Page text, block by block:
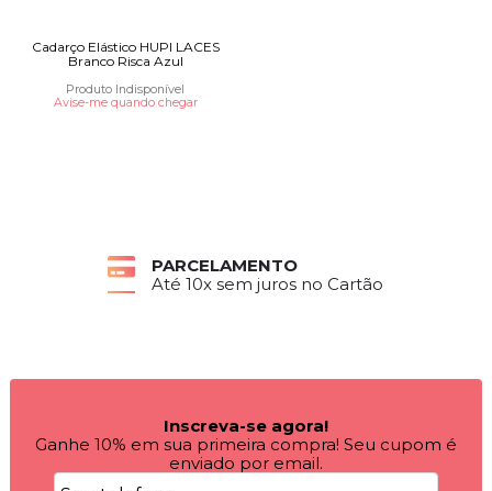
Cadarço Elástico HUPI LACES
Branco Risca Azul
Produto Indisponível
Avise-me quando chegar
PARCELAMENTO
Até 10x sem juros no Cartão
Inscreva-se agora!
Ganhe 10% em sua primeira compra! Seu cupom é
enviado por email.